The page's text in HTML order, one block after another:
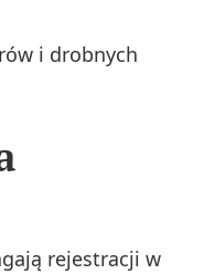
i drobnych
rejestracji w